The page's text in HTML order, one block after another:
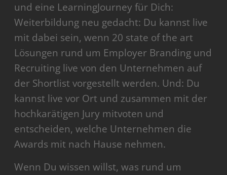
und eine LearningJourney für Dich:
Weiterbildung neu gedacht: Du kannst live
mit dabei sein, wenn 20 state of the art
Lösungen rund um Employer Branding und
Recruiting live von den Unternehmen auf
der Shortlist vorgestellt werden. Und: Du
kannst live vor Ort und zusammen mit der
hochkarätigen Jury mitvoten und
entscheiden, welche Unternehmen die
Awards mit nach Hause nehmen.
Wenn Du wissen willst, was rund um